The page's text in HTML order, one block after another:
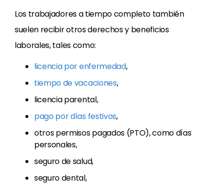
Los trabajadores a tiempo completo también
suelen recibir otros derechos y beneficios
laborales, tales como:
licencia por enfermedad,
tiempo de vacaciones,
licencia parental,
pago por días festivos,
otros permisos pagados (PTO), como días
personales,
seguro de salud,
seguro dental,